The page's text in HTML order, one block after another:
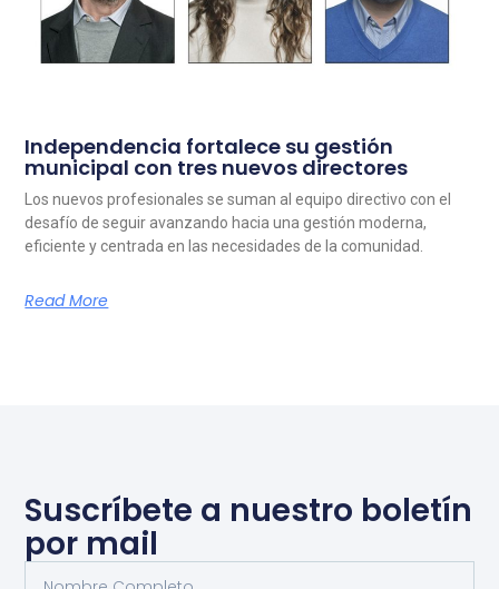
Independencia fortalece su gestión
municipal con tres nuevos directores
Los nuevos profesionales se suman al equipo directivo con el
desafío de seguir avanzando hacia una gestión moderna,
eficiente y centrada en las necesidades de la comunidad.
Read More
Suscríbete a nuestro boletín
por mail